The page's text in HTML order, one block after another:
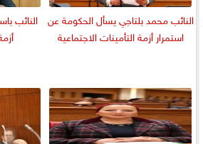
النائب محمد بلتاجي يسأل الحكومة عن
استمرار أزمة التأمينات الاجتماعية
النائب